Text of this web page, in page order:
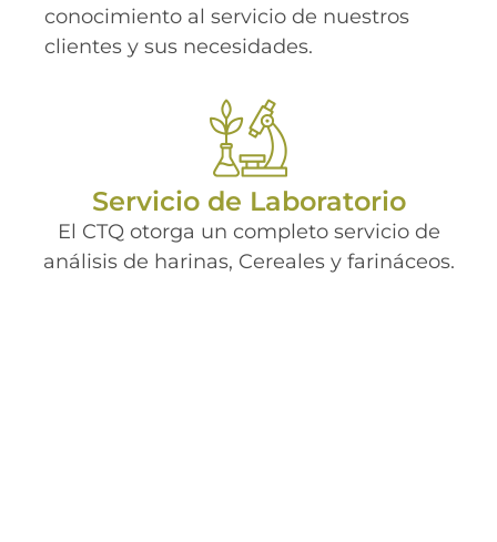
conocimiento al servicio de nuestros
clientes y sus necesidades.
Servicio de Laboratorio
El CTQ otorga un completo servicio de
análisis de harinas, Cereales y farináceos.